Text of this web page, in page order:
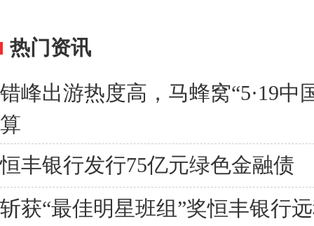
热门资讯
错峰出游热度高，马蜂窝“5·19中
算
恒丰银行发行75亿元绿色金融债
斩获“最佳明星班组”奖恒丰银行